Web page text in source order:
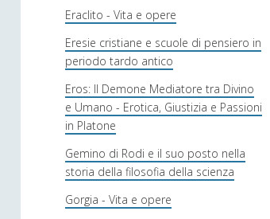
Eraclito - Vita e opere
Eresie cristiane e scuole di pensiero in
periodo tardo antico
Eros: Il Demone Mediatore tra Divino
e Umano - Erotica, Giustizia e Passioni
in Platone
Gemino di Rodi e il suo posto nella
storia della filosofia della scienza
Gorgia - Vita e opere